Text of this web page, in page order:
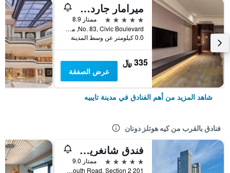
ميرامار جاردن تابييه
5 نجوم
ممتاز 8.9
No. 83, Civic Boulevard, مدينة تايبيه, تايوان
0.0 كيلومتر عن وسط المدينة
335 ﷼
عرض الصفقة
شاهد المزيد من أهم الفنادق في مدينة تايبيه
فنادق بالقرب من كيه هوتلز دونان
فندق شانغريلا فار ايسترن بلازا، تايبيه
5 نجوم
ممتاز 9.0
201 Tun Hwa South Road, Section 2, مدينة تايبيه, تايوان